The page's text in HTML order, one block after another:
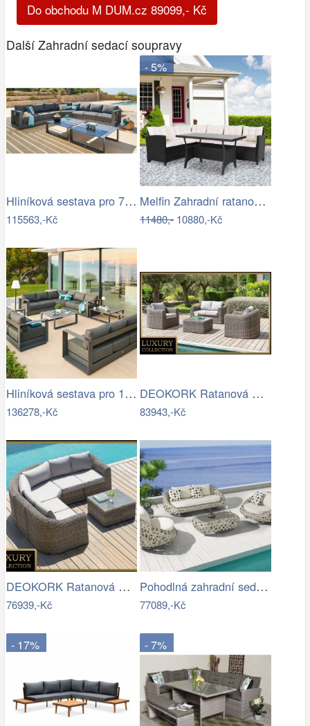
Do obchodu M DUM.cz 89099,- Kč
Další Zahradní sedací soupravy
Hliníková sestava pro 7 osob MADRID …
115563,-Kč
- 5%
Melfin Zahradní ratanová sestava…
11480,-10880,-Kč
Hliníková sestava pro 10 osob MADRID …
136278,-Kč
DEOKORK Ratanová modulová sestava…
83943,-Kč
DEOKORK Ratanová modulová sestava…
76939,-Kč
Pohodlná zahradní sedací souprava - IKT
77089,-Kč
- 17% - 7%